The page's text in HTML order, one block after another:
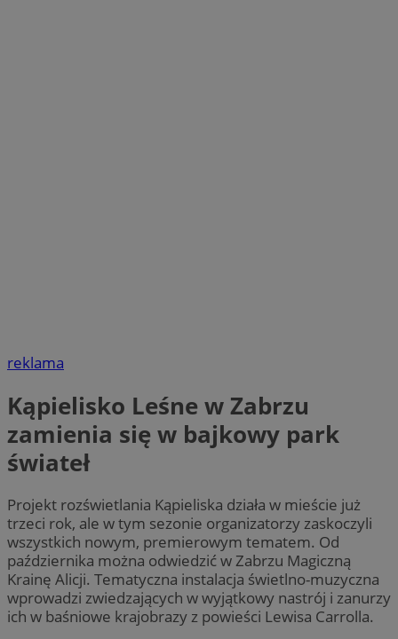
reklama
Kąpielisko Leśne w Zabrzu
zamienia się w bajkowy park
świateł
Projekt rozświetlania Kąpieliska działa w mieście już
trzeci rok, ale w tym sezonie organizatorzy zaskoczyli
wszystkich nowym, premierowym tematem. Od
października można odwiedzić w Zabrzu Magiczną
Krainę Alicji. Tematyczna instalacja świetlno-muzyczna
wprowadzi zwiedzających w wyjątkowy nastrój i zanurzy
ich w baśniowe krajobrazy z powieści Lewisa Carrolla.